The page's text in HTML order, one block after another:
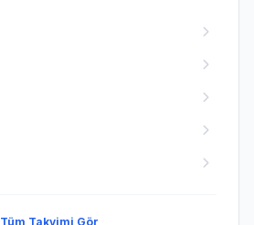
Tüm Takvimi Gör